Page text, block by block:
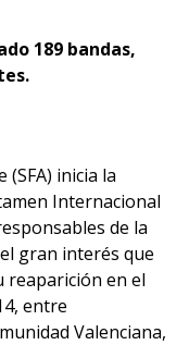
189 bandas,
(SFA) inicia la
Internacional
de la
gran interés que
reaparición en el
entre
Valenciana,